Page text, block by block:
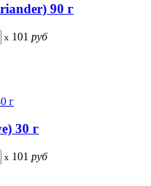
90 г
x 101 руб
30 г
x 101 руб